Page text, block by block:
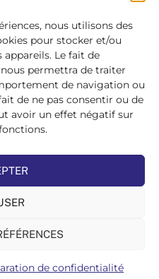
nous utilisons des
pour stocker et/ou
Le fait de
permettra de traiter
de navigation ou
de ne pas consentir ou de
avoir un effet négatif sur
de confidentialité
Distributeurs
Construction
Saint-Germain
48 28 44
réseaux sociaux :